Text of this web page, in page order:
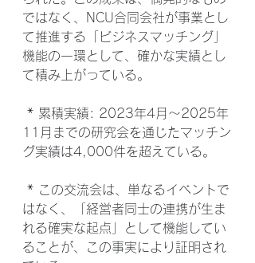
ではなく、NCU合同会社が事業とし
て推進する「ビジネスマッチング」
機能の一環として、確かな実績とし
て積み上がっている。
11月までの研究会を通じたマッチン
グ実績は4,000件を超えている。
はなく、「経営者同士の連携が生ま
れる確実な起点」として機能してい
ることが、この事実により証明され